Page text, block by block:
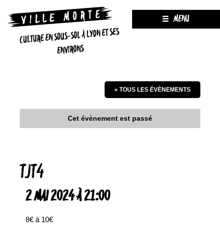
CULTURE EN SOUS-SOL À LYON ET SES
ENVIRONS
MENU
« TOUS LES ÉVÈNEMENTS
Cet évènement est passé
TJT4
2 MAI 2024 À 21:00
8€ à 10€